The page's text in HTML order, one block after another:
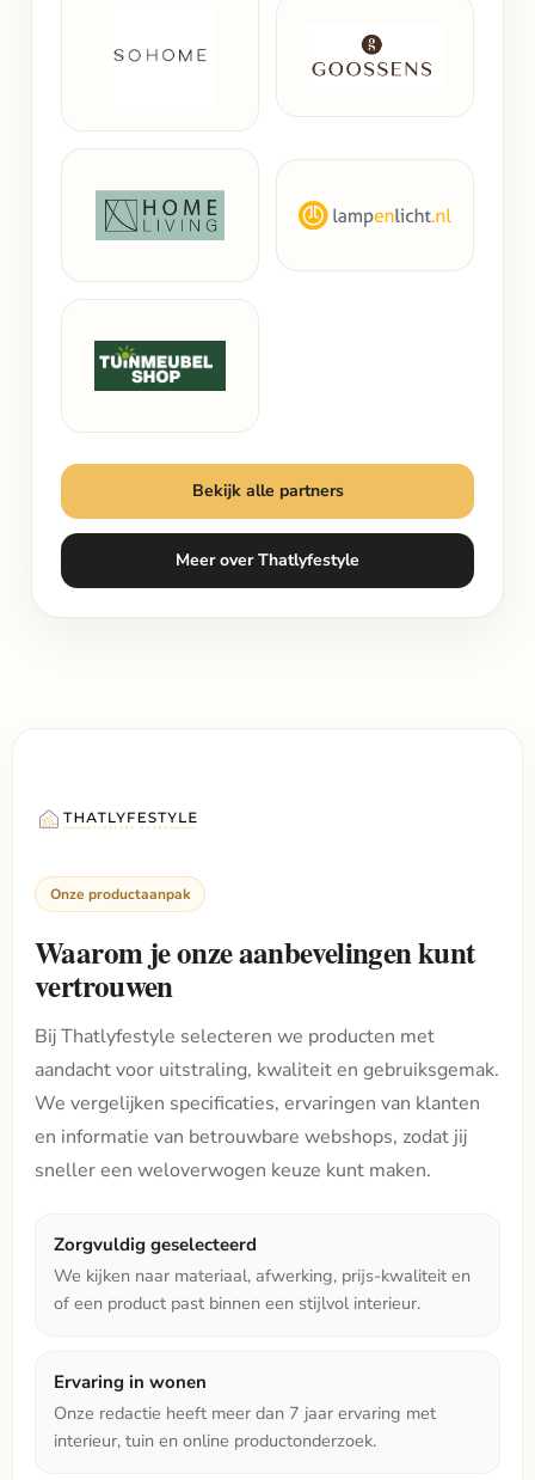
Bekijk alle partners
Meer over Thatlyfestyle
Onze productaanpak
Waarom je onze aanbevelingen kunt
vertrouwen
Bij Thatlyfestyle selecteren we producten met
aandacht voor uitstraling, kwaliteit en gebruiksgemak.
We vergelijken specificaties, ervaringen van klanten
en informatie van betrouwbare webshops, zodat jij
sneller een weloverwogen keuze kunt maken.
Zorgvuldig geselecteerd
We kijken naar materiaal, afwerking, prijs-kwaliteit en
of een product past binnen een stijlvol interieur.
Ervaring in wonen
Onze redactie heeft meer dan 7 jaar ervaring met
interieur, tuin en online productonderzoek.